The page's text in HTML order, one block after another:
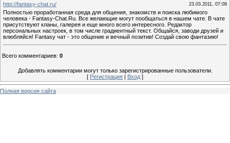
http://fantasy-chat.ru/
23.03.2011, 07:09
Полностью проработанная среда для общения, знакомств и поиска любимого
человека - Fantasy-Chat.Ru. Все желающие могут пообщаться в нашем чате. В чате
присутствуют кланы, галерея и еще много всего интересного. Редактор
персональных настроек, в том числе градиентный текст. Общайся, заводи друзей и
влюбляйся! Fantasy чат - это общение и вечный позитив! Создай свою фантазию!
Всего комментариев: 0
Добавлять комментарии могут только зарегистрированные пользователи.
[ Регистрация | Вход ]
Полная версия сайта